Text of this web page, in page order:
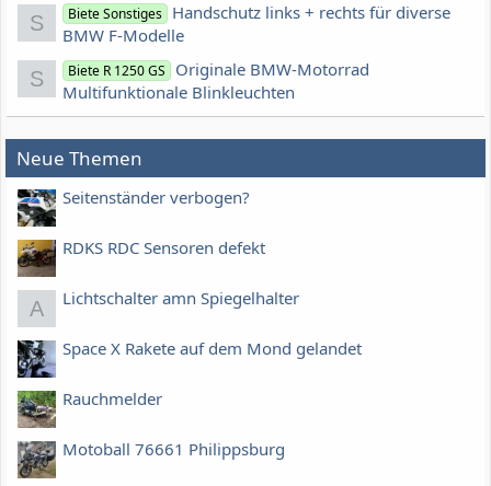
S Biete Sonstiges Handschutz links + rechts für diverse
BMW F-Modelle
S Biete R 1250 GS
Originale BMW-Motorrad
Multifunktionale Blinkleuchten
Neue Themen
Seitenständer verbogen?
RDKS RDC Sensoren defekt
A Lichtschalter amn Spiegelhalter
Space X Rakete auf dem Mond gelandet
Rauchmelder
Motoball 76661 Philippsburg